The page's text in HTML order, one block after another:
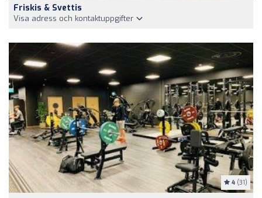
Friskis & Svettis
Visa adress och kontaktuppgifter
4 (31)